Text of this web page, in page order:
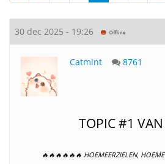
30 dec 2025 - 19:26
Catmint 8761
TOPIC #1
🔥🔥🔥🔥🔥🔥 HOEMEERZIELEN,